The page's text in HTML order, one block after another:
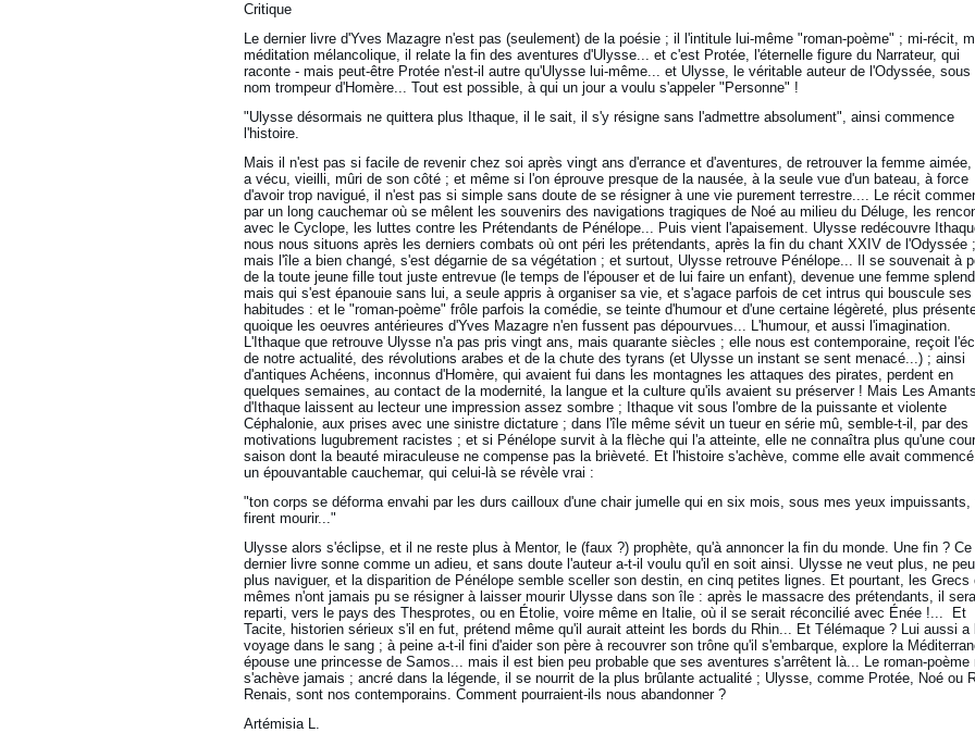
Critique
Le dernier livre d'Yves Mazagre n'est pas (seulement) de la poésie ; il l'intitule lui-même "roman-poème" ; mi-récit,
méditation mélancolique, il relate la fin des aventures d'Ulysse... et c'est Protée, l'éternelle figure du Narrateur, qui
raconte - mais peut-être Protée n'est-il autre qu'Ulysse lui-même... et Ulysse, le véritable auteur de l'Odyssée, sous
nom trompeur d'Homère... Tout est possible, à qui un jour a voulu s'appeler "Personne" !
"Ulysse désormais ne quittera plus Ithaque, il le sait, il s'y résigne sans l'admettre absolument", ainsi commence
l'histoire.
Mais il n'est pas si facile de revenir chez soi après vingt ans d'errance et d'aventures, de retrouver la femme aimée,
a vécu, vieilli, mûri de son côté ; et même si l'on éprouve presque de la nausée, à la seule vue d'un bateau, à force
d'avoir trop navigué, il n'est pas si simple sans doute de se résigner à une vie purement terrestre.... Le récit
par un long cauchemar où se mêlent les souvenirs des navigations tragiques de Noé au milieu du Déluge, les
avec le Cyclope, les luttes contre les Prétendants de Pénélope... Puis vient l'apaisement. Ulysse redécouvre
nous nous situons après les derniers combats où ont péri les prétendants, après la fin du chant XXIV de l'Odyssée ;
mais l'île a bien changé, s'est dégarnie de sa végétation ; et surtout, Ulysse retrouve Pénélope... Il se souvenait à
de la toute jeune fille tout juste entrevue (le temps de l'épouser et de lui faire un enfant), devenue une femme
mais qui s'est épanouie sans lui, a seule appris à organiser sa vie, et s'agace parfois de cet intrus qui bouscule ses
habitudes : et le "roman-poème" frôle parfois la comédie, se teinte d'humour et d'une certaine légèreté, plus
quoique les oeuvres antérieures d'Yves Mazagre n'en fussent pas dépourvues... L'humour, et aussi l'imagination.
L'Ithaque que retrouve Ulysse n'a pas pris vingt ans, mais quarante siècles ; elle nous est contemporaine, reçoit
de notre actualité, des révolutions arabes et de la chute des tyrans (et Ulysse un instant se sent menacé...) ; ainsi
d'antiques Achéens, inconnus d'Homère, qui avaient fui dans les montagnes les attaques des pirates, perdent en
quelques semaines, au contact de la modernité, la langue et la culture qu'ils avaient su préserver ! Mais Les Amants
d'Ithaque laissent au lecteur une impression assez sombre ; Ithaque vit sous l'ombre de la puissante et violente
Céphalonie, aux prises avec une sinistre dictature ; dans l'île même sévit un tueur en série mû, semble-t-il, par des
motivations lugubrement racistes ; et si Pénélope survit à la flèche qui l'a atteinte, elle ne connaîtra plus qu'une
saison dont la beauté miraculeuse ne compense pas la brièveté. Et l'histoire s'achève, comme elle avait
un épouvantable cauchemar, qui celui-là se révèle vrai :
"ton corps se déforma envahi par les durs cailloux d'une chair jumelle qui en six mois, sous mes yeux impuissants,
firent mourir..."
Ulysse alors s'éclipse, et il ne reste plus à Mentor, le (faux ?) prophète, qu'à annoncer la fin du monde. Une fin ? Ce
dernier livre sonne comme un adieu, et sans doute l'auteur a-t-il voulu qu'il en soit ainsi. Ulysse ne veut plus, ne
plus naviguer, et la disparition de Pénélope semble sceller son destin, en cinq petites lignes. Et pourtant, les Grecs
mêmes n'ont jamais pu se résigner à laisser mourir Ulysse dans son île : après le massacre des prétendants, il
reparti, vers le pays des Thesprotes, ou en Étolie, voire même en Italie, où il se serait réconcilié avec Énée !... Et
Tacite, historien sérieux s'il en fut, prétend même qu'il aurait atteint les bords du Rhin... Et Télémaque ? Lui aussi a
voyage dans le sang ; à peine a-t-il fini d'aider son père à recouvrer son trône qu'il s'embarque, explore la
épouse une princesse de Samos... mais il est bien peu probable que ses aventures s'arrêtent là... Le roman-poème
s'achève jamais ; ancré dans la légende, il se nourrit de la plus brûlante actualité ; Ulysse, comme Protée, Noé ou
Renais, sont nos contemporains. Comment pourraient-ils nous abandonner ?
Artémisia L.